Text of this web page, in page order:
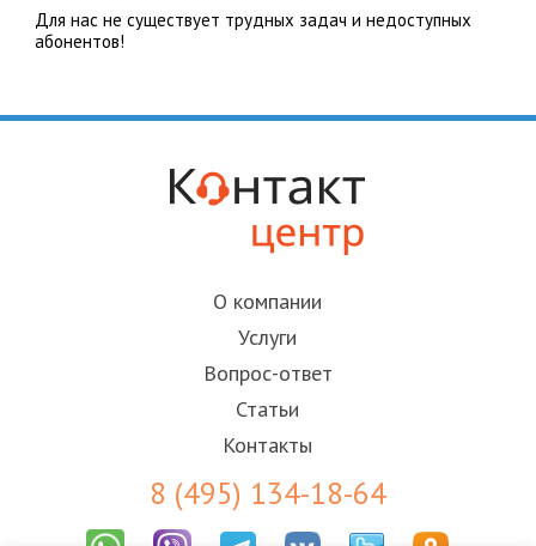
Для нас не существует трудных задач и недоступных
абонентов!
О компании
Услуги
Вопрос-ответ
Статьи
Контакты
8 (495) 134-18-64